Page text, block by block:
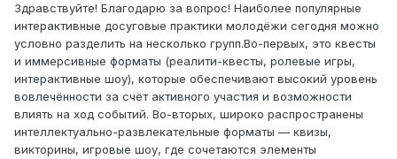
Здравствуйте! Благодарю за вопрос! Наиболее популярные
интерактивные досуговые практики молодёжи сегодня можно
условно разделить на несколько групп.Во-первых, это квесты
и иммерсивные форматы (реалити-квесты, ролевые игры,
интерактивные шоу), которые обеспечивают высокий уровень
вовлечённости за счёт активного участия и возможности
влиять на ход событий. Во-вторых, широко распространены
интеллектуально-развлекательные форматы — квизы,
викторины, игровые шоу, где сочетаются элементы